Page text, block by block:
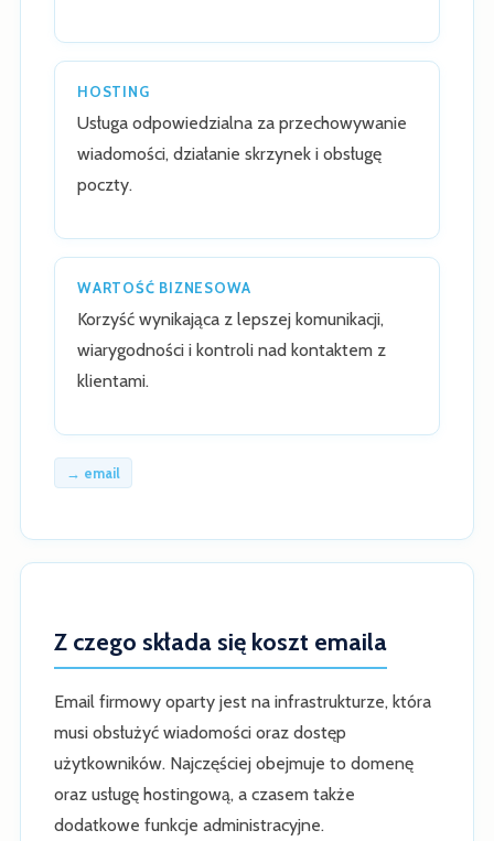
HOSTING
Usługa odpowiedzialna za przechowywanie
wiadomości, działanie skrzynek i obsługę
poczty.
WARTOŚĆ BIZNESOWA
Korzyść wynikająca z lepszej komunikacji,
wiarygodności i kontroli nad kontaktem z
klientami.
→ email
Z czego składa się koszt emaila
Email firmowy oparty jest na infrastrukturze, która
musi obsłużyć wiadomości oraz dostęp
użytkowników. Najczęściej obejmuje to domenę
oraz usługę hostingową, a czasem także
dodatkowe funkcje administracyjne.